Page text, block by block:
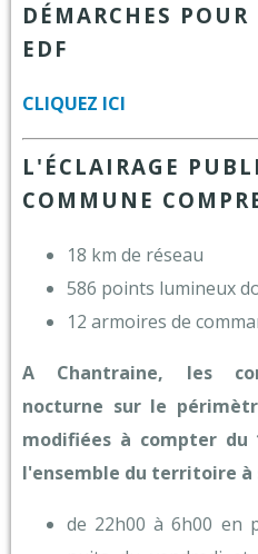
DÉMARCHES
EDF
CLIQUEZ ICI
L'ÉCLAIRAGE
COMMUNE
18 km de réseau
586 points lumineux
12 armoires de
A Chantraine, les
nocturne sur le
modifiées à compter du
l'ensemble du territoire à
de 22h00 à 6h00 en